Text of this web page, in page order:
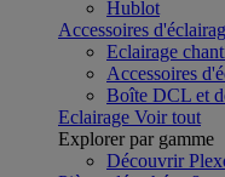
Hublot
Accessoires
Eclairage
Accessoires
Boîte DCL et
Eclairage Voir tout
Explorer par gamme
Découvrir